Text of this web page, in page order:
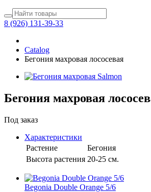
8 (926) 131-39-33
Catalog
Бегония махровая лососевая
Бегония махровая
Под заказ
Характеристики
Растение
Бегония
Высота растения 20-25 см.
Begonia Double Orange 5/6